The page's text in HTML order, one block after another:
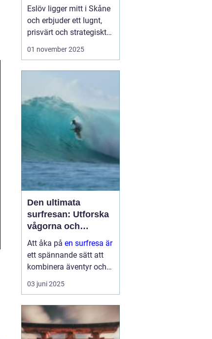
hjärtat av Skåne
Eslöv ligger mitt i Skåne
och erbjuder ett lugnt,
prisvärt och strategiskt
boendealternativ för
parkering ...
01 november 2025
Den ultimata
surfresan: Utforska
vågorna och
upptäck äventyret
Att åka på en surfresa är
ett spännande sätt att
kombinera äventyr och
avkoppling. Det ger
möjlighet att uppleva
samtidigt som man
utvecklar en ny f&au...
03 juni 2025